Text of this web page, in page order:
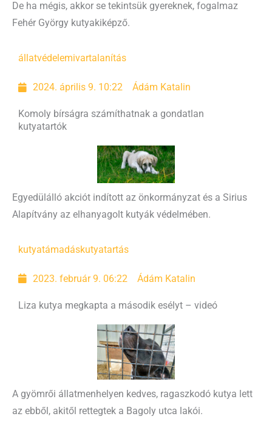
De ha mégis, akkor se tekintsük gyereknek, fogalmaz
Fehér György kutyakiképző.
állatvédelemivartalanítás
2024. április 9. 10:22 Ádám Katalin
Komoly bírságra számíthatnak a gondatlan
kutyatartók
Egyedülálló akciót indított az önkormányzat és a Sirius
Alapítvány az elhanyagolt kutyák védelmében.
kutyatámadáskutyatartás
2023. február 9. 06:22 Ádám Katalin
Liza kutya megkapta a második esélyt – videó
A gyömrői állatmenhelyen kedves, ragaszkodó kutya lett
az ebből, akitől rettegtek a Bagoly utca lakói.